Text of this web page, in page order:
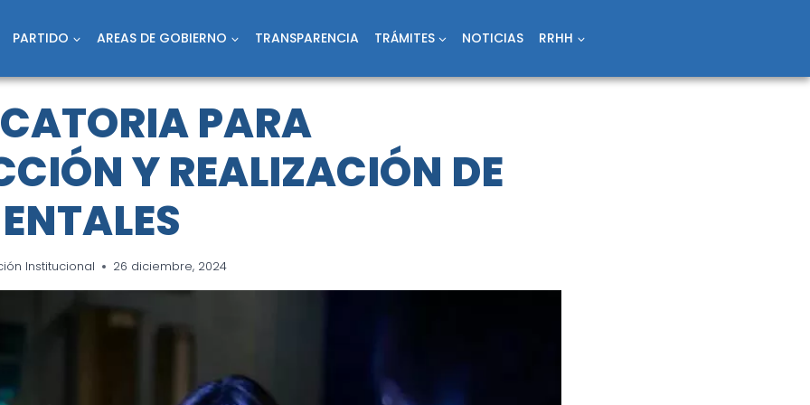
PARTIDO AREAS DE GOBIERNO TRANSPARENCIA TRÁMITES NOTICIAS RRHH
PARA
Y REALIZACIÓN DE
Institucional 26 diciembre, 2024